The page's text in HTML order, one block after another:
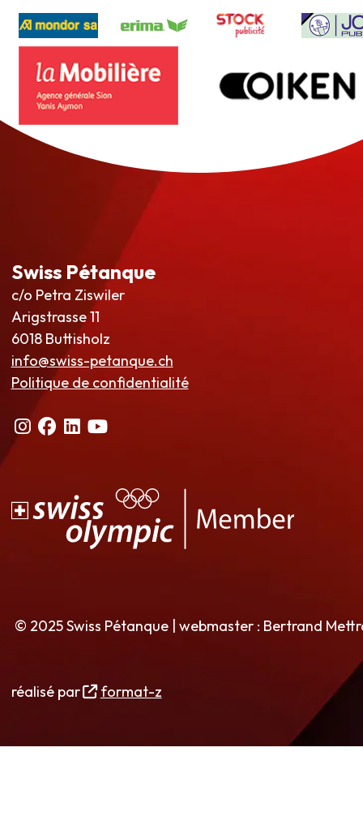
Swiss Pétanque
c/o Petra Ziswiler
Arigstrasse 11
6018 Buttisholz
info@swiss-petanque.ch
Politique de confidentialité
© 2025 Swiss Pétanque | webmaster : Bertrand
réalisé par format-z